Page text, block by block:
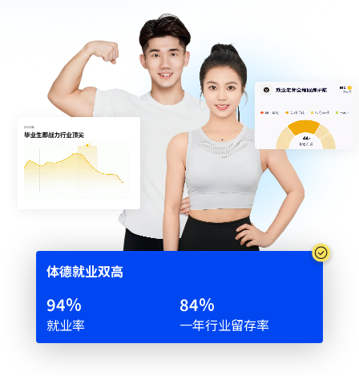
体德就业双⾼
95%
就业率
85%
一年行业留存率